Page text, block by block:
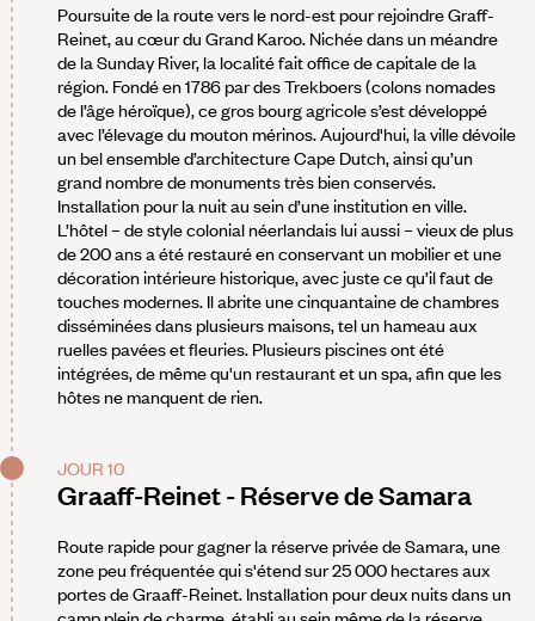
Poursuite de la route vers le nord-est pour rejoindre Graff-
Reinet, au cœur du Grand Karoo. Nichée dans un méandre
de la Sunday River, la localité fait office de capitale de la
région. Fondé en 1786 par des Trekboers (colons nomades
de l’âge héroïque), ce gros bourg agricole s’est développé
avec l’élevage du mouton mérinos. Aujourd'hui, la ville dévoile
un bel ensemble d’architecture Cape Dutch, ainsi qu’un
grand nombre de monuments très bien conservés.
Installation pour la nuit au sein d’une institution en ville.
L’hôtel – de style colonial néerlandais lui aussi – vieux de plus
de 200 ans a été restauré en conservant un mobilier et une
décoration intérieure historique, avec juste ce qu’il faut de
touches modernes. Il abrite une cinquantaine de chambres
disséminées dans plusieurs maisons, tel un hameau aux
ruelles pavées et fleuries. Plusieurs piscines ont été
intégrées, de même qu'un restaurant et un spa, afin que les
hôtes ne manquent de rien.
JOUR 10
Graaff-Reinet - Réserve de Samara
Route rapide pour gagner la réserve privée de Samara, une
zone peu fréquentée qui s'étend sur 25 000 hectares aux
portes de Graaff-Reinet. Installation pour deux nuits dans un